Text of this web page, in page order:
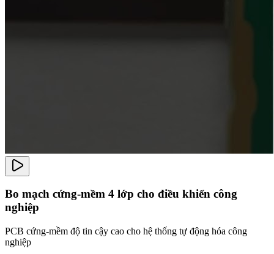
Bo mạch cứng-mềm 4 lớp cho điều khiển công
nghiệp
PCB cứng-mềm độ tin cậy cao cho hệ thống tự động hóa công
nghiệp